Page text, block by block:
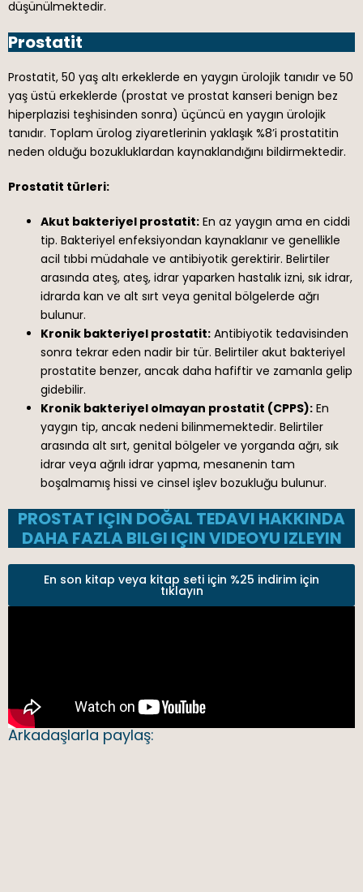
düşünülmektedir.
Prostatit
Prostatit, 50 yaş altı erkeklerde en yaygın ürolojik tanıdır ve 50
yaş üstü erkeklerde (prostat ve prostat kanseri benign bez
hiperplazisi teşhisinden sonra) üçüncü en yaygın ürolojik
tanıdır. Toplam ürolog ziyaretlerinin yaklaşık %8’i prostatitin
neden olduğu bozukluklardan kaynaklandığını bildirmektedir.
Prostatit türleri:
Akut bakteriyel prostatit: En az yaygın ama en ciddi
tip. Bakteriyel enfeksiyondan kaynaklanır ve genellikle
acil tıbbi müdahale ve antibiyotik gerektirir. Belirtiler
arasında ateş, ateş, idrar yaparken hastalık izni, sık idrar,
idrarda kan ve alt sırt veya genital bölgelerde ağrı
bulunur.
Kronik bakteriyel prostatit: Antibiyotik tedavisinden
sonra tekrar eden nadir bir tür. Belirtiler akut bakteriyel
prostatite benzer, ancak daha hafiftir ve zamanla gelip
gidebilir.
Kronik bakteriyel olmayan prostatit (CPPS): En
yaygın tip, ancak nedeni bilinmemektedir. Belirtiler
arasında alt sırt, genital bölgeler ve yorganda ağrı, sık
idrar veya ağrılı idrar yapma, mesanenin tam
boşalmamış hissi ve cinsel işlev bozukluğu bulunur.
PROSTAT IÇIN DOĞAL TEDAVI HAKKINDA
DAHA FAZLA BILGI IÇIN VIDEOYU IZLEYIN
En son kitap veya kitap seti için %25 indirim için
tıklayın
Arkadaşlarla paylaş: